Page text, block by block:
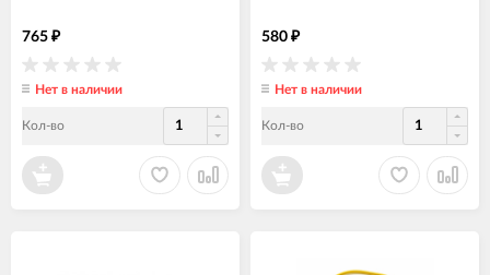
765 ₽
Нет в наличии
Кол-во
580 ₽
Нет в наличии
Кол-во